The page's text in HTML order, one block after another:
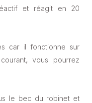
et réagit en 20
car il fonctionne sur
vous pourrez
le bec du robinet et